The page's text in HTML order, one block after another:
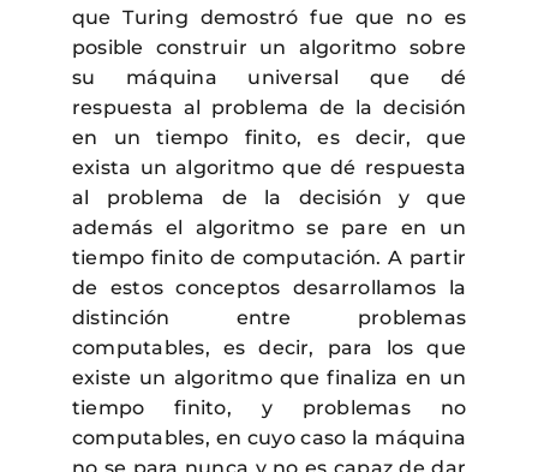
que Turing demostró fue que no es
posible construir un algoritmo sobre
su máquina universal que dé
respuesta al problema de la decisión
en un tiempo finito, es decir, que
exista un algoritmo que dé respuesta
al problema de la decisión y que
además el algoritmo se pare en un
tiempo finito de computación. A partir
de estos conceptos desarrollamos la
distinción entre problemas
computables, es decir, para los que
existe un algoritmo que finaliza en un
tiempo finito, y problemas no
computables, en cuyo caso la máquina